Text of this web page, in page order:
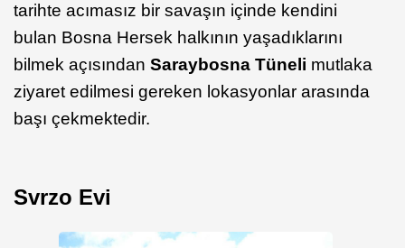
tarihte acımasız bir savaşın içinde kendini
bulan Bosna Hersek halkının yaşadıklarını
bilmek açısından Saraybosna Tüneli mutlaka
ziyaret edilmesi gereken lokasyonlar arasında
başı çekmektedir.
Svrzo Evi